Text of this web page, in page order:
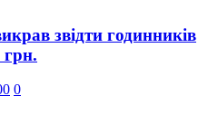
звідти годинників
грн.
0